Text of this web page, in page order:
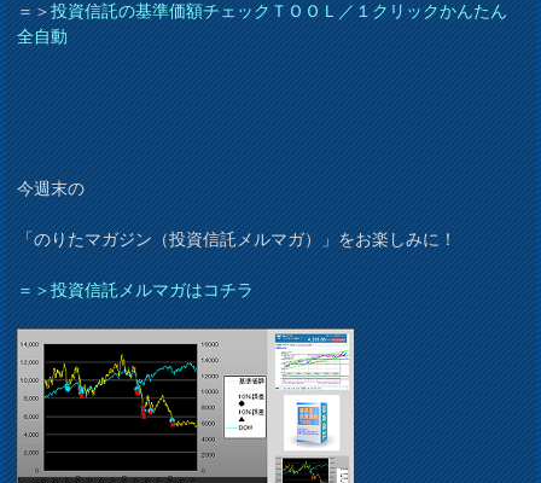
＝＞投資信託の基準価額チェックＴＯＯＬ／１クリックかんたん
全自動
今週末の
「のりたマガジン（投資信託メルマガ）」をお楽しみに！
＝＞投資信託メルマガはコチラ